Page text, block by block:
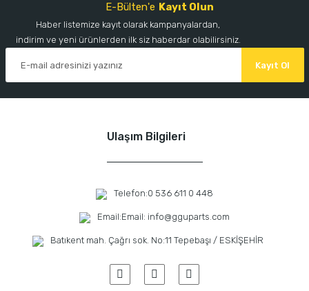
E-Bülten'e Kayıt Olun
Haber listemize kayıt olarak kampanyalardan,
indirim ve yeni ürünlerden ilk siz haberdar olabilirsiniz.
Kayıt Ol
Ulaşım Bilgileri
Telefon:0 536 611 0 448
Email:Email: info@gguparts.com
Batıkent mah. Çağrı sok. No:11 Tepebaşı / ESKİŞEHİR